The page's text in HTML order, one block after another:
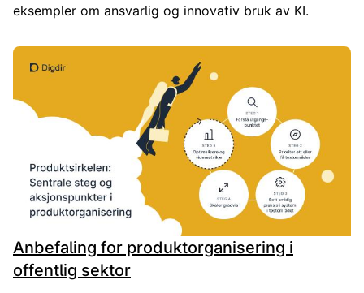
eksempler om ansvarlig og innovativ bruk av KI.
Anbefaling for produktorganisering i
offentlig sektor